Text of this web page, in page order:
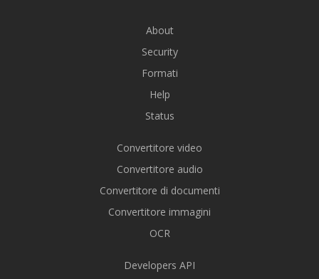
About
Security
Formati
Help
Status
Convertitore video
Convertitore audio
Convertitore di documenti
Convertitore immagini
OCR
Developers API